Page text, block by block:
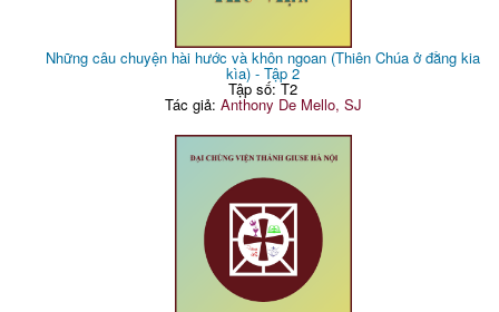
Những câu chuyện hài hước và khôn ngoan (Thiên Chúa ở đằng kia
kìa) - Tập 2
Tập số: T2
Tác giả: Anthony De Mello, SJ